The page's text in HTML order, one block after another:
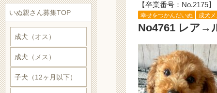
【卒業番号：No.2175】
幸せをつかんだいぬ 成犬
No4761 レア→
いぬ親さん募集TOP
成犬（オス）
成犬（メス）
子犬（12ヶ月以下）